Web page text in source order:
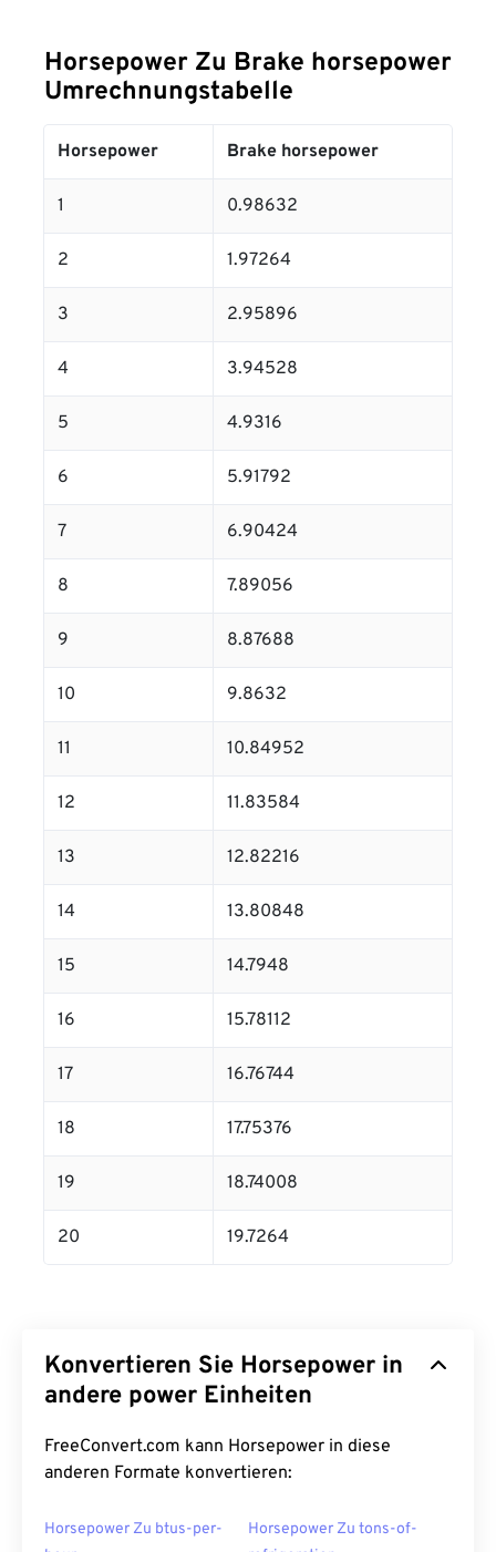
Horsepower Zu Brake horsepower
Umrechnungstabelle
Horsepower Brake horsepower
1 0.98632
2 1.97264
3 2.95896
4 3.94528
5 4.9316
6 5.91792
7 6.90424
8 7.89056
9 8.87688
10 9.8632
11 10.84952
12 11.83584
13 12.82216
14 13.80848
15 14.7948
16 15.78112
17 16.76744
18 17.75376
19 18.74008
20 19.7264
Konvertieren Sie Horsepower in
andere power Einheiten
FreeConvert.com kann Horsepower in diese
anderen Formate konvertieren:
Horsepower Zu btus-per-
Horsepower Zu tons-of-